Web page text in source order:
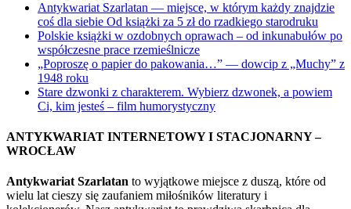
Antykwariat Szarlatan — miejsce, w którym każdy znajdzie
coś dla siebie Od książki za 5 zł do rzadkiego starodruku
Polskie książki w ozdobnych oprawach – od inkunabułów po
współczesne prace rzemieślnicze
„Poproszę o papier do pakowania…” — dowcip z „Muchy” z
1948 roku
Stare dzwonki z charakterem. Wybierz dzwonek, a powiem
Ci, kim jesteś – film humorystyczny
ANTYKWARIAT INTERNETOWY I STACJONARNY –
WROCŁAW
Antykwariat Szarlatan to wyjątkowe miejsce z duszą, które od
wielu lat cieszy się zaufaniem miłośników literatury i